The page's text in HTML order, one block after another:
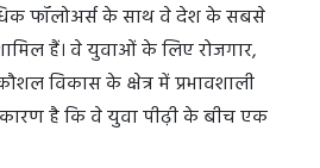
फॉलोअर्स के साथ वे देश के सबसे
हैं। वे युवाओं के लिए रोजगार,
विकास के क्षेत्र में प्रभावशाली
है कि वे युवा पीढ़ी के बीच एक